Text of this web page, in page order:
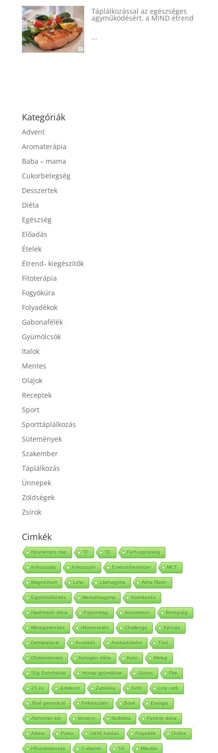
Táplálkozással az egészséges
agyműködésért, a MIND étrend
Kategóriák
Advent
Aromaterápia
Baba – mama
Cukorbetegség
Desszertek
Diéta
Egészség
Előadás
Ételek
Étrend- kiegészítők
Fitoterápia
Fogyókúra
Folyadékok
Gabonafélék
Gyümölcsök
Italok
Mentes
Olajok
Receptek
Sport
Sporttáplálkozás
Sütemények
Szakember
Táplálkozás
Ünnepek
Zöldségek
Zsírok
Cimkék
Húsmentes nap TF TE Férfi egészség
Kókuszolaj Kókuszzsír Emésztőrendszer MCT
Magnézium Lime Lilahagyma Alma Mater
Együttműködés Medvehagyma Kisétkezés
Hashimoto diéta Pajzsmirigy Autoimmun Betegség
Méregtelenítés Hőelvezetés Challenge Kihívás
Dehidratáció Avokádó Avokádókrém Túró
Gluténmentes Ketogén diéta Keto Meleg
50g Szénhidrát Hónap gyümölcse Június Pite
25 év Jubileum Zabkása Kefír Low carb
Jővő generáció Felkészülés Bowl Energia
Alzheimer kór Verseny Nulldiéta Fehérje diéta
Atkins Paleo Üdítő hatású Folyadék Online
Hőszabályozás C-vitamin Tél Mikulás